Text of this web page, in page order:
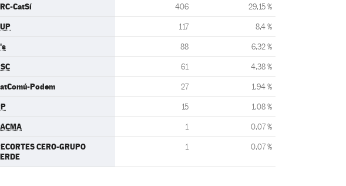
CatSí 406 29,15 %
117 8,4 %
88 6,32 %
61 4,38 %
Podem 27 1,94 %
15 1,08 %
1 0,07 %
CERO-GRUPO
1 0,07 %